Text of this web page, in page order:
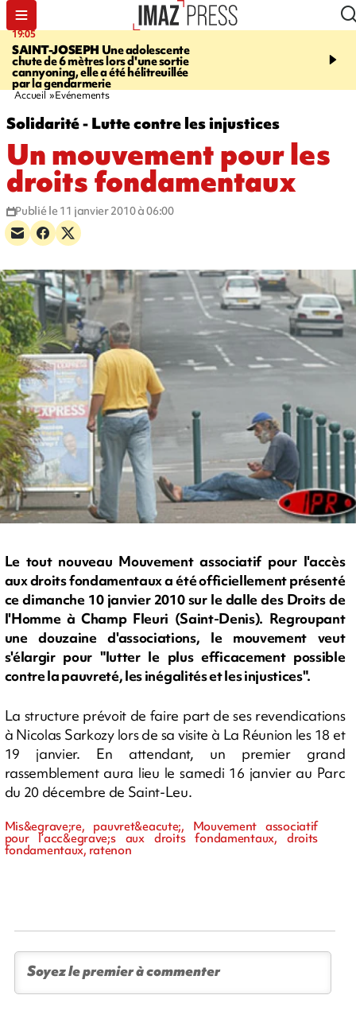
19:05
SAINT-JOSEPH Une adolescente
chute de 6 mètres lors d'une sortie
cannyoning, elle a été hélitreuillée
par la gendarmerie
20:44
rouée de coups,
Accueil Evénements
Solidarité - Lutte contre les injustices
Un mouvement pour les
droits fondamentaux
Publié le 11 janvier 2010 à 06:00
Le tout nouveau Mouvement associatif pour l'accès
aux droits fondamentaux a été officiellement présenté
ce dimanche 10 janvier 2010 sur le dalle des Droits de
l'Homme à Champ Fleuri (Saint-Denis). Regroupant
une douzaine d'associations, le mouvement veut
s'élargir pour "lutter le plus efficacement possible
contre la pauvreté, les inégalités et les injustices".
La structure prévoit de faire part de ses revendications
à Nicolas Sarkozy lors de sa visite à La Réunion les 18 et
19 janvier. En attendant, un premier grand
rassemblement aura lieu le samedi 16 janvier au Parc
du 20 décembre de Saint-Leu.
Mis&egrave;re, pauvret&eacute;, Mouvement associatif
pour l’acc&egrave;s aux droits fondamentaux, droits
fondamentaux, ratenon